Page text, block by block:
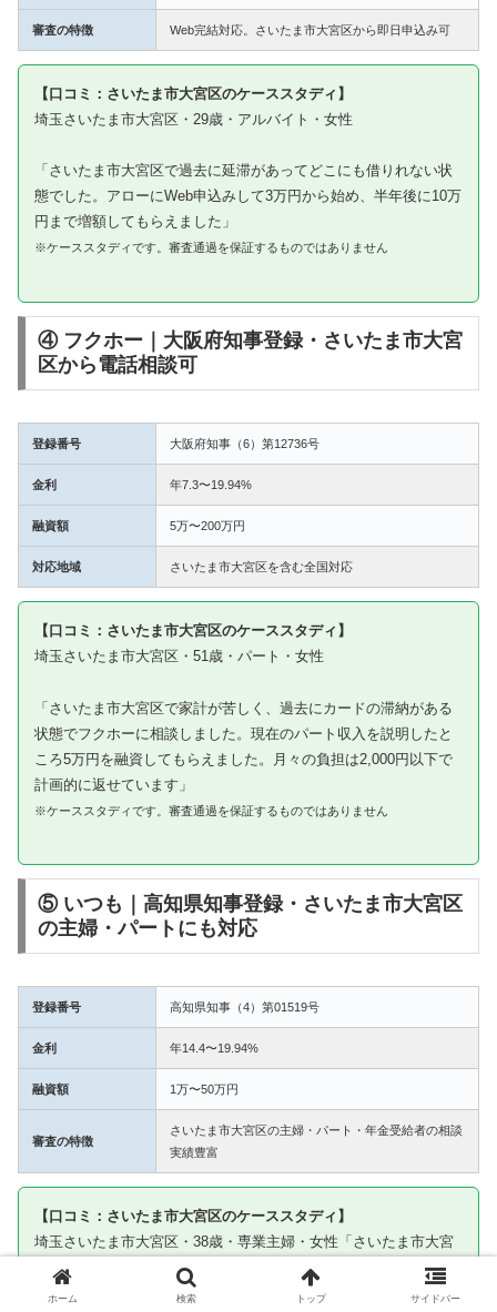
審査の特徴 Web完結対応。さいたま市大宮区から即日申込み可
【口コミ：さいたま市大宮区のケーススタディ】
埼玉さいたま市大宮区・29歳・アルバイト・女性
「さいたま市大宮区で過去に延滞があってどこにも借りれない状
態でした。アローにWeb申込みして3万円から始め、半年後に10万
円まで増額してもらえました」
※ケーススタディです。審査通過を保証するものではありません
④ フクホー｜大阪府知事登録・さいたま市大宮
区から電話相談可
登録番号 大阪府知事（6）第12736号
金利 年7.3〜19.94%
融資額 5万〜200万円
対応地域 さいたま市大宮区を含む全国対応
【口コミ：さいたま市大宮区のケーススタディ】
埼玉さいたま市大宮区・51歳・パート・女性
「さいたま市大宮区で家計が苦しく、過去にカードの滞納がある
状態でフクホーに相談しました。現在のパート収入を説明したと
ころ5万円を融資してもらえました。月々の負担は2,000円以下で
計画的に返せています」
※ケーススタディです。審査通過を保証するものではありません
⑤ いつも｜高知県知事登録・さいたま市大宮区
の主婦・パートにも対応
登録番号 高知県知事（4）第01519号
金利 年14.4〜19.94%
融資額 1万〜50万円
審査の特徴
さいたま市大宮区の主婦・パート・年金受給者の相談
実績豊富
【口コミ：さいたま市大宮区のケーススタディ】
埼玉さいたま市大宮区・38歳・専業主婦・女性「さいたま市大宮
区でパート収入を証明して申込みました。いつもは主婦の相談実
績があると聞いて申し込んだところ5万円の融資を受けられまし
ホーム 検索 トップ サイドバー